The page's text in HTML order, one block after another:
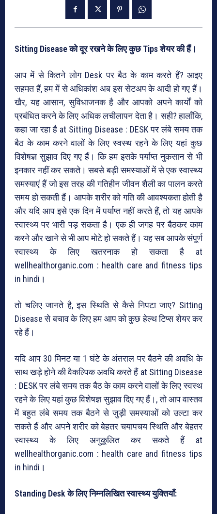
Sitting Disease को दूर रखने के लिए कुछ Tips शेयर की हैं।
आप में से कितने लोग Desk पर बैठ के काम करते हैं? आइए
सहमत हैं, हम में से अधिकांश अब इस सेटअप के आदी हो गए हैं।
खैर, यह आसान, सुविधाजनक है और आपको अपने कार्यों को
प्रबंधित करने के लिए अधिक लचीलापन देता है। सही? हालाँकि,
कहा जा रहा है at Sitting Disease : DESK पर लंबे समय तक
बैठ के काम करने वालों के लिए स्वस्थ रहने के लिए यहां कुछ
विशेषज्ञ सुझाव दिए गए हैं। कि हम इसके पर्याप्त नुकसान से भी
इनकार नहीं कर सकते। सबसे बड़ी समस्याओं में से एक स्वास्थ्य
समस्याएं हैं जो इस तरह की गतिहीन जीवन शैली का पालन करते
समय हो सकती हैं। आपके शरीर को गति की आवश्यकता होती है
और यदि आप इसे एक दिन में पर्याप्त नहीं करते हैं, तो यह आपके
स्वास्थ्य पर भारी पड़ सकता है। एक ही जगह पर बैठकर काम
करने और खाने से भी आप मोटे हो सकते हैं। यह सब आपके संपूर्ण
स्वास्थ्य के लिए खतरनाक हो सकता है at
wellhealthorganic.com : health care and fitness tips
in hindi।
तो चलिए जानते है, इस स्थिति से कैसे निपटा जाए? Sitting
Disease से बचाव के लिए हम आप को कुछ हेल्थ टिप्स शेयर कर
रहे हैं।
यदि आप 30 मिनट या 1 घंटे के अंतराल पर बैठने की अवधि के
साथ खड़े होने की वैकल्पिक अवधि करते हैं at Sitting Disease
: DESK पर लंबे समय तक बैठ के काम करने वालों के लिए स्वस्थ
रहने के लिए यहां कुछ विशेषज्ञ सुझाव दिए गए हैं।, तो आप वास्तव
में बहुत लंबे समय तक बैठने से जुड़ी समस्याओं को उल्टा कर
सकते हैं और अपने शरीर को बेहतर चयापचय स्थिति और बेहतर
स्वास्थ्य के लिए अनुकूलित कर सकते हैं at
wellhealthorganic.com : health care and fitness tips
in hindi।
Standing Desk के लिए निम्नलिखित स्वास्थ्य युक्तियाँ: